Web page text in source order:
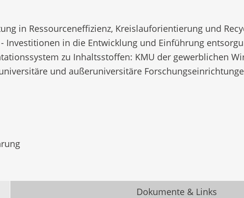
in Ressourceneffizienz, Kreislauforientierung und
Investitionen in die Entwicklung und Einführung
zu Inhaltsstoffen: KMU der gewerblichen
und außeruniversitäre
Dokumente & Links